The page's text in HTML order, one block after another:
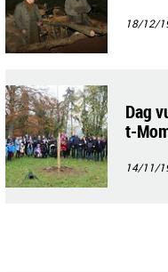
18/12/
Dag
t-
14/11/